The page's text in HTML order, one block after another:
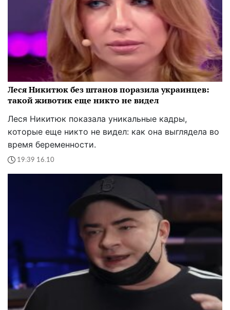
Леся Никитюк без штанов поразила украинцев:
такой животик еще никто не видел
Леся Никитюк показала уникальные кадры,
которые еще никто не видел: как она выглядела во
время беременности.
19:39 16.10